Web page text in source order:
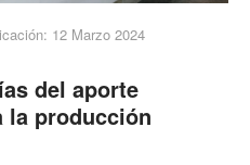
12 Marzo 2024
del aporte
la producción